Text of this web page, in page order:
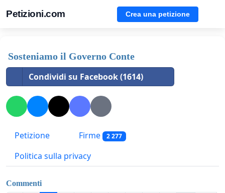
Petizioni.com Crea una petizione
Sosteniamo il Governo Conte
Condividi su Facebook (1614)
Petizione Firme 2 277
Politica sulla privacy
Commenti